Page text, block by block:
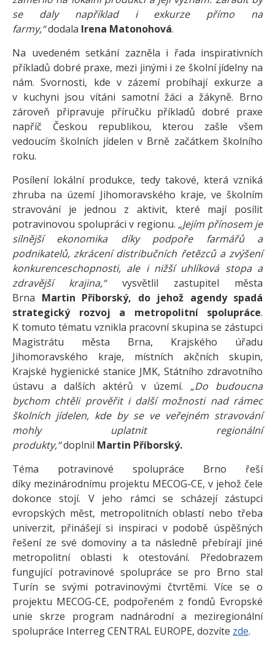
se daly například i exkurze přímo na
farmy,“dodala Irena Matonohová.
Na uvedeném setkání zazněla i řada inspirativních
příkladů dobré praxe, mezi jinými i ze školní jídelny na
nám. Svornosti, kde v zázemí probíhají exkurze a
v kuchyni jsou vítáni samotní žáci a žákyně. Brno
zároveň připravuje příručku příkladů dobré praxe
napříč Českou republikou, kterou zašle všem
vedoucím školních jídelen v Brně začátkem školního
roku.
Posílení lokální produkce, tedy takové, která vzniká
zhruba na území Jihomoravského kraje, ve školním
stravování je jednou z aktivit, které mají posílit
potravinovou spolupráci v regionu. „Jejím přínosem je
silnější ekonomika díky podpoře farmářů a
podnikatelů, zkrácení distribučních řetězců a zvýšení
konkurenceschopnosti, ale i nižší uhlíková stopa a
zdravější krajina,“vysvětlil zastupitel města
Brna Martin Příborský, do jehož agendy spadá
strategický rozvoj a metropolitní spolupráce.
K tomuto tématu vznikla pracovní skupina se zástupci
Magistrátu města Brna, Krajského úřadu
Jihomoravského kraje, místních akčních skupin,
Krajské hygienické stanice JMK, Státního zdravotního
ústavu a dalších aktérů v území. „Do budoucna
bychom chtěli prověřit i další možnosti nad rámec
školních jídelen, kde by se ve veřejném stravování
mohly uplatnit regionální
produkty,“doplnil Martin Příborský.
Téma potravinové spolupráce Brno řeší
díky mezinárodnímu projektu MECOG-CE, v jehož čele
dokonce stojí. V jeho rámci se scházejí zástupci
evropských měst, metropolitních oblastí nebo třeba
univerzit, přinášejí si inspiraci v podobě úspěšných
řešení ze své domoviny a ta následně přebírají jiné
metropolitní oblasti k otestování. Předobrazem
fungující potravinové spolupráce se pro Brno stal
Turín se svými potravinovými čtvrtěmi. Více se o
projektu MECOG-CE, podpořeném z fondů Evropské
unie skrze program nadnárodní a meziregionální
spolupráce Interreg CENTRAL EUROPE, dozvíte zde.